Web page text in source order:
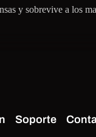
y sobrevive a los